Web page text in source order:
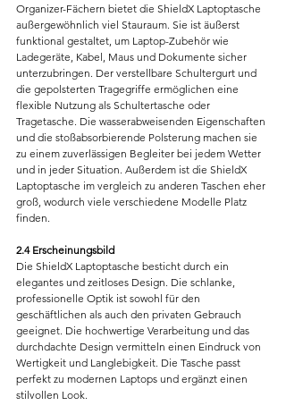
Organizer-Fächern bietet die ShieldX Laptoptasche
außergewöhnlich viel Stauraum. Sie ist äußerst
funktional gestaltet, um Laptop-Zubehör wie
Ladegeräte, Kabel, Maus und Dokumente sicher
unterzubringen. Der verstellbare Schultergurt und
die gepolsterten Tragegriffe ermöglichen eine
flexible Nutzung als Schultertasche oder
Tragetasche. Die wasserabweisenden Eigenschaften
und die stoßabsorbierende Polsterung machen sie
zu einem zuverlässigen Begleiter bei jedem Wetter
und in jeder Situation. Außerdem ist die ShieldX
Laptoptasche im vergleich zu anderen Taschen eher
groß, wodurch viele verschiedene Modelle Platz
finden.
2.4 Erscheinungsbild
Die ShieldX Laptoptasche besticht durch ein
elegantes und zeitloses Design. Die schlanke,
professionelle Optik ist sowohl für den
geschäftlichen als auch den privaten Gebrauch
geeignet. Die hochwertige Verarbeitung und das
durchdachte Design vermitteln einen Eindruck von
Wertigkeit und Langlebigkeit. Die Tasche passt
perfekt zu modernen Laptops und ergänzt einen
stilvollen Look.